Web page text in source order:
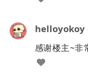
helloyokoy
感谢楼主~非